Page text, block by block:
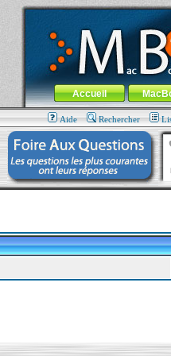
MacBook-fr.com : 100% Apple... 100%
Aller au contenu-Aller au menu
Menu général
Accueil
Aide Rechercher